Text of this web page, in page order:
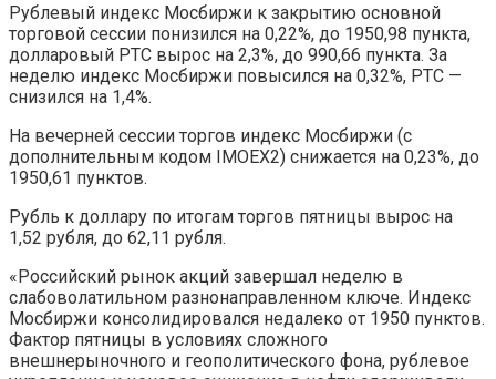
Рублевый индекс Мосбиржи к закрытию основной
торговой сессии понизился на 0,22%, до 1950,98 пункта,
долларовый РТС вырос на 2,3%, до 990,66 пункта. За
неделю индекс Мосбиржи повысился на 0,32%, РТС —
снизился на 1,4%.
На вечерней сессии торгов индекс Мосбиржи (с
дополнительным кодом IMOEX2) снижается на 0,23%, до
1950,61 пунктов.
Рубль к доллару по итогам торгов пятницы вырос на
1,52 рубля, до 62,11 рубля.
«Российский рынок акций завершал неделю в
слабоволатильном разнонаправленном ключе. Индекс
Мосбиржи консолидировался недалеко от 1950 пунктов.
Фактор пятницы в условиях сложного
внешнерыночного и геополитического фона, рублевое